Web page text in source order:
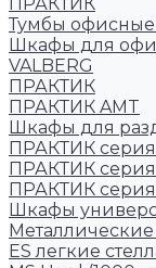
Тумбы
Шкафы для
VALBERG
ПРАКТИК
ПРАКТИК AMT
Шкафы для
ПРАКТИК cерия
ПРАКТИК
ПРАКТИК
Шкафы
Металлические
ES легкие